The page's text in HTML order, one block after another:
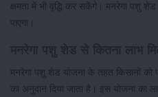
क्षमता में भी वृद्धि कर सकेंगे। मनरेगा पशु
पाएगा।
मनरेगा पशु शेड योजना के तहत किसानों को
का अनुदान दिया जाता है। इस योजना का